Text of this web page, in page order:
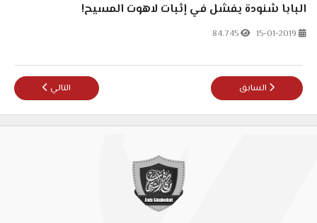
البابا شنودة يفشل في إثبات لاهوت المسيح!
15-01-2019
84.745
المقال السابق: مَنْ كتب الرسالة إلى العبرانيين ؟ أبو عمر الباحث - مكافح
السابق المقال التالي:
التالي